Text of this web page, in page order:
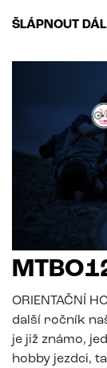
ŠLÁPNOUT
ORIENTAČNÍ
další ročník
je již známo,
hobby jezdci,